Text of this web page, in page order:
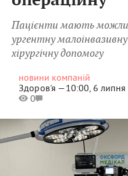
Пацієнти мають
ургентну
хірургічну допомогу
новини компаній
Здоров'я —10:00, 6
0